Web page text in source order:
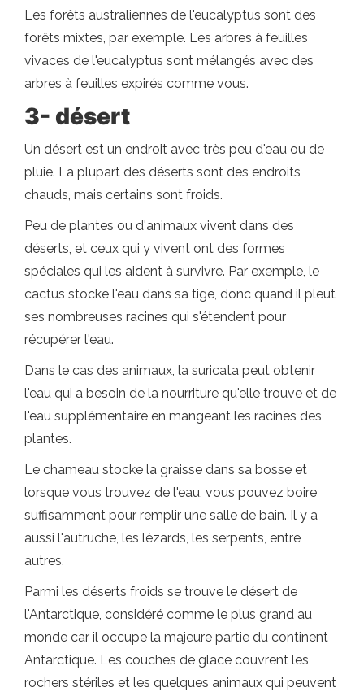
Les forêts australiennes de l'eucalyptus sont des
forêts mixtes, par exemple. Les arbres à feuilles
vivaces de l'eucalyptus sont mélangés avec des
arbres à feuilles expirés comme vous.
3- désert
Un désert est un endroit avec très peu d'eau ou de
pluie. La plupart des déserts sont des endroits
chauds, mais certains sont froids.
Peu de plantes ou d'animaux vivent dans des
déserts, et ceux qui y vivent ont des formes
spéciales qui les aident à survivre. Par exemple, le
cactus stocke l'eau dans sa tige, donc quand il pleut
ses nombreuses racines qui s'étendent pour
récupérer l'eau.
Dans le cas des animaux, la suricata peut obtenir
l'eau qui a besoin de la nourriture qu'elle trouve et de
l'eau supplémentaire en mangeant les racines des
plantes.
Le chameau stocke la graisse dans sa bosse et
lorsque vous trouvez de l'eau, vous pouvez boire
suffisamment pour remplir une salle de bain. Il y a
aussi l'autruche, les lézards, les serpents, entre
autres.
Parmi les déserts froids se trouve le désert de
l'Antarctique, considéré comme le plus grand au
monde car il occupe la majeure partie du continent
Antarctique. Les couches de glace couvrent les
rochers stériles et les quelques animaux qui peuvent